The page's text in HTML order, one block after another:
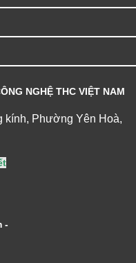
NGHỆ THC VIỆT NAM
kính, Phường Yên Hoà,
-